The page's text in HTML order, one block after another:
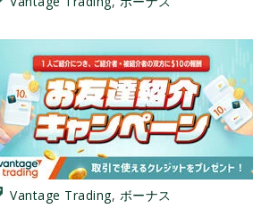
Vantage Trading, ボーナス